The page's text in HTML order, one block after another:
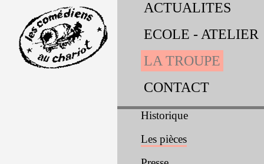
ACTUALITES
ECOLE - ATELIER
LA TROUPE
CONTACT
Historique
Les pièces